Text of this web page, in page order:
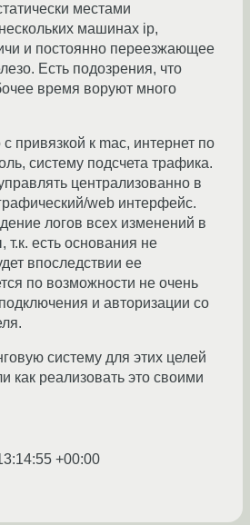
местами
машинах ip,
и постоянно переезжающее
Есть подозрения, что
время воруют много
привязкой к mac, интернет по
систему подсчета трафика.
централизованно в
web интерфейс.
логов всех изменений в
т.к. есть основания не
впоследствии ее
по возможности не очень
и авторизации со
систему для этих целей
как реализовать это своими
+00:00